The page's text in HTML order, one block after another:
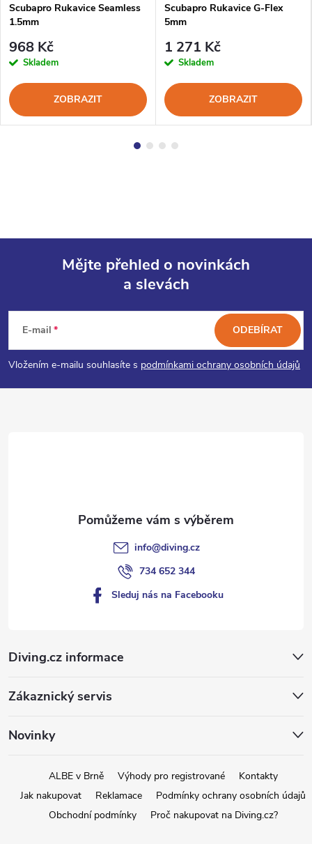
Scubapro Rukavice Seamless
1.5mm
968 Kč
Skladem
ZOBRAZIT
Scubapro Rukavice G-Flex
5mm
1 271 Kč
Skladem
ZOBRAZIT
p
Mějte přehled o novinkách
a slevách
E-mail
Vložením e-mailu souhlasíte s podmínkami ochrany osobních údajů
ODEBÍRAT
Diving.cz informace
Zákaznický servis
Novinky
info@diving.cz
734 652 344
Sleduj nás na Facebooku
ALBE v Brně Výhody pro registrované
Kontakty
Jak nakupovat
Reklamace
Podmínky ochrany osobních údajů
Obchodní podmínky
Proč nakupovat na Diving.cz?